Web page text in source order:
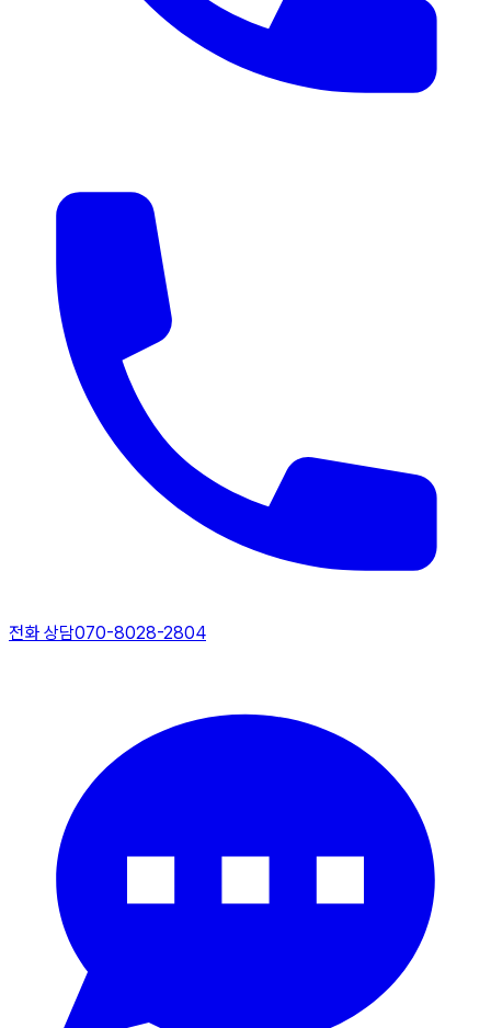
전화 상담070-8028-2804